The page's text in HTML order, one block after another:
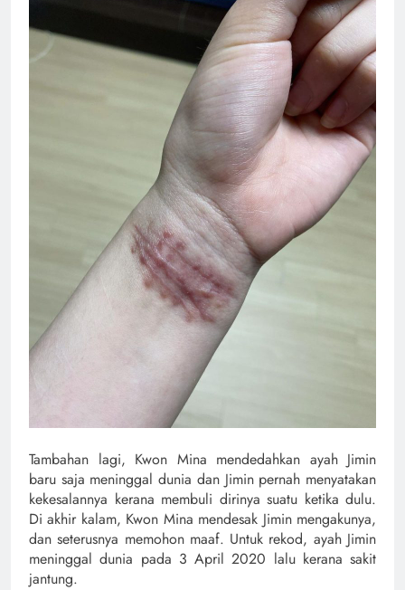
Tambahan lagi, Kwon Mina mendedahkan ayah Jimin
baru saja meninggal dunia dan Jimin pernah menyatakan
kekesalannya kerana membuli dirinya suatu ketika dulu.
Di akhir kalam, Kwon Mina mendesak Jimin mengakunya,
dan seterusnya memohon maaf. Untuk rekod, ayah Jimin
meninggal dunia pada 3 April 2020 lalu kerana sakit
jantung.